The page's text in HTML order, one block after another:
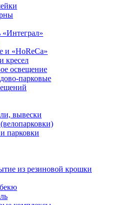
и «HoReCa»
кресел
освещение
парковые
вывески
парковки
из резиновой крошки